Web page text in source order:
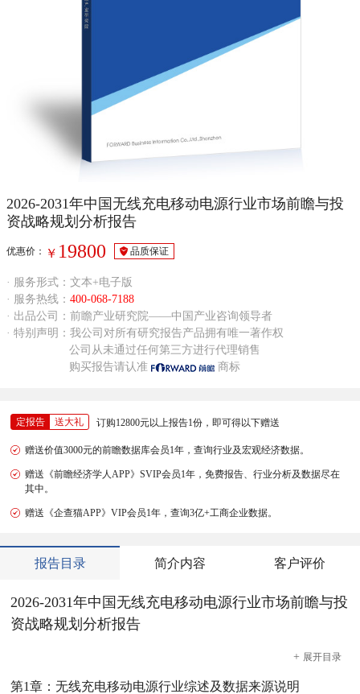
2026-2031年中国无线充电移动电源行业市场前瞻与投
资战略规划分析报告
优惠价： ￥ 19800 品质保证
· 服务形式：文本+电子版
· 服务热线： 400-068-7188
· 出品公司：前瞻产业研究院——中国产业咨询领导者
· 特别声明：我公司对所有研究报告产品拥有唯一著作权
公司从未通过任何第三方进行代理销售
购买报告请认准
商标
定报告 送大礼 订购12800元以上报告1份，即可得以下赠送
赠送价值3000元的前瞻数据库会员1年，查询行业及宏观经济数据。
赠送《前瞻经济学人APP》SVIP会员1年，免费报告、行业分析及数据尽在
其中。
赠送《企查猫APP》VIP会员1年，查询3亿+工商企业数据。
报告目录 简介内容 客户评价
2026-2031年中国无线充电移动电源行业市场前瞻与投
资战略规划分析报告
+ 展开目录
第1章：无线充电移动电源行业综述及数据来源说明